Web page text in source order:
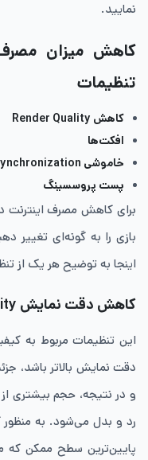
نمایید.
کاهش میزان مصرف
تنظیمات
کاهش Render Quality
افکت‌ها
خاموشی Synchronization
پست پروسسینگ
برای کاهش مصرف اینترنت
بازی را به گونه‌ای تغییر
اینجا به توضیح هر یک از
کاهش دقت نمایش Render Quality
این تنظیمات مربوط به
دقت نمایش بالاتر باشد،
و در نتیجه، حجم بیشتری
رد و بدل می‌شود. به